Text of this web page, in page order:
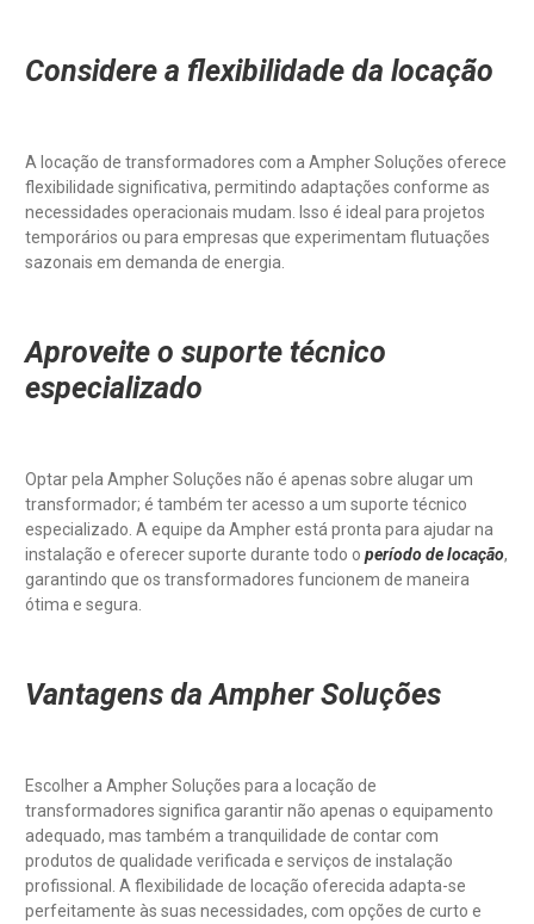
Considere a flexibilidade da locação
A locação de transformadores com a Ampher Soluções oferece
flexibilidade significativa, permitindo adaptações conforme as
necessidades operacionais mudam. Isso é ideal para projetos
temporários ou para empresas que experimentam flutuações
sazonais em demanda de energia.
Aproveite o suporte técnico
especializado
Optar pela Ampher Soluções não é apenas sobre alugar um
transformador; é também ter acesso a um suporte técnico
especializado. A equipe da Ampher está pronta para ajudar na
instalação e oferecer suporte durante todo o período de locação,
garantindo que os transformadores funcionem de maneira
ótima e segura.
Vantagens da Ampher Soluções
Escolher a Ampher Soluções para a locação de
transformadores significa garantir não apenas o equipamento
adequado, mas também a tranquilidade de contar com
produtos de qualidade verificada e serviços de instalação
profissional. A flexibilidade de locação oferecida adapta-se
perfeitamente às suas necessidades, com opções de curto e